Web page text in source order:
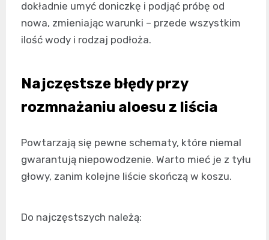
dokładnie umyć doniczkę i podjąć próbę od
nowa, zmieniając warunki – przede wszystkim
ilość wody i rodzaj podłoża.
Najczęstsze błędy przy
rozmnażaniu aloesu z liścia
Powtarzają się pewne schematy, które niemal
gwarantują niepowodzenie. Warto mieć je z tyłu
głowy, zanim kolejne liście skończą w koszu.
Do najczęstszych należą: